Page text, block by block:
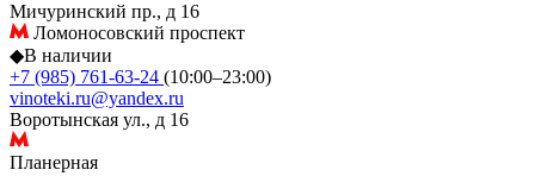
Мичуринский пр., д 16
Ломоносовский проспект
◆В наличии
+7 (985) 761-63-24 (10:00–23:00)
vinoteki.ru@yandex.ru
Воротынская ул., д 16
Планерная